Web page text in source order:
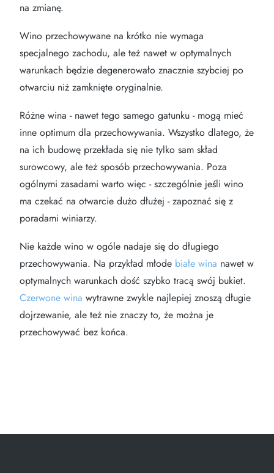
na zmianę.
Wino przechowywane na krótko nie wymaga
specjalnego zachodu, ale też nawet w optymalnych
warunkach będzie degenerowało znacznie szybciej po
otwarciu niż zamknięte oryginalnie.
Różne wina - nawet tego samego gatunku - mogą mieć
inne optimum dla przechowywania. Wszystko dlatego, że
na ich budowę przekłada się nie tylko sam skład
surowcowy, ale też sposób przechowywania. Poza
ogólnymi zasadami warto więc - szczególnie jeśli wino
ma czekać na otwarcie dużo dłużej - zapoznać się z
poradami winiarzy.
Nie każde wino w ogóle nadaje się do długiego
przechowywania. Na przykład młode białe wina nawet w
optymalnych warunkach dość szybko tracą swój bukiet.
Czerwone wina wytrawne zwykle najlepiej znoszą długie
dojrzewanie, ale też nie znaczy to, że można je
przechowywać bez końca.